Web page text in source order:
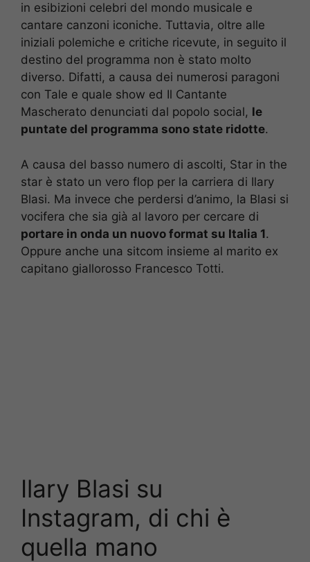
in esibizioni celebri del mondo musicale e
cantare canzoni iconiche. Tuttavia, oltre alle
iniziali polemiche e critiche ricevute, in seguito il
destino del programma non è stato molto
diverso. Difatti, a causa dei numerosi paragoni
con Tale e quale show ed Il Cantante
Mascherato denunciati dal popolo social, le
puntate del programma sono state ridotte.
A causa del basso numero di ascolti, Star in the
star è stato un vero flop per la carriera di Ilary
Blasi. Ma invece che perdersi d’animo, la Blasi si
vocifera che sia già al lavoro per cercare di
portare in onda un nuovo format su Italia 1.
Oppure anche una sitcom insieme al marito ex
capitano giallorosso Francesco Totti.
Ilary Blasi su
Instagram, di chi è
quella mano